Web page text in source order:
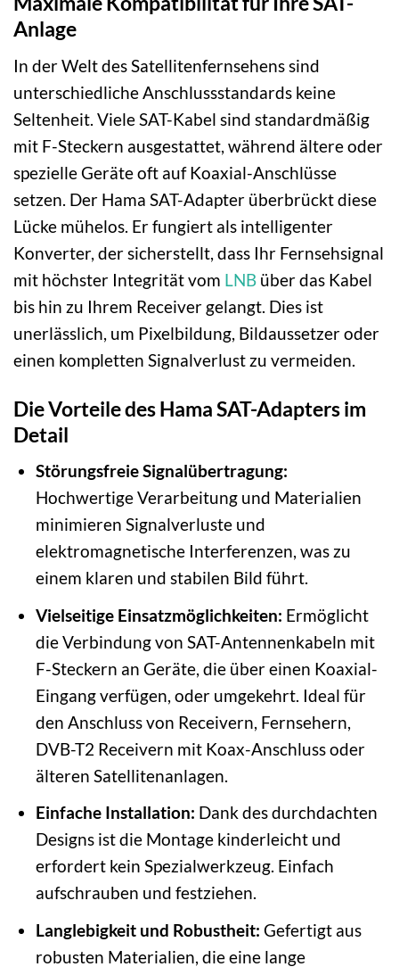
Anlage
In der Welt des Satellitenfernsehens sind
unterschiedliche Anschlussstandards keine
Seltenheit. Viele SAT-Kabel sind standardmäßig
mit F-Steckern ausgestattet, während ältere oder
spezielle Geräte oft auf Koaxial-Anschlüsse
setzen. Der Hama SAT-Adapter überbrückt diese
Lücke mühelos. Er fungiert als intelligenter
Konverter, der sicherstellt, dass Ihr Fernsehsignal
mit höchster Integrität vom LNB über das Kabel
bis hin zu Ihrem Receiver gelangt. Dies ist
unerlässlich, um Pixelbildung, Bildaussetzer oder
einen kompletten Signalverlust zu vermeiden.
Die Vorteile des Hama SAT-Adapters im
Detail
Störungsfreie Signalübertragung:
Hochwertige Verarbeitung und Materialien
minimieren Signalverluste und
elektromagnetische Interferenzen, was zu
einem klaren und stabilen Bild führt.
Vielseitige Einsatzmöglichkeiten: Ermöglicht
die Verbindung von SAT-Antennenkabeln mit
F-Steckern an Geräte, die über einen Koaxial-
Eingang verfügen, oder umgekehrt. Ideal für
den Anschluss von Receivern, Fernsehern,
DVB-T2 Receivern mit Koax-Anschluss oder
älteren Satellitenanlagen.
Einfache Installation: Dank des durchdachten
Designs ist die Montage kinderleicht und
erfordert kein Spezialwerkzeug. Einfach
aufschrauben und festziehen.
Langlebigkeit und Robustheit: Gefertigt aus
robusten Materialien, die eine lange